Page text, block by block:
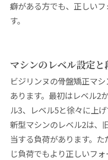
癖がある方でも、正しい
す。
マシンのレベル設定
ビジリンヌの骨盤矯正マ
あります。最初はレベル2
ル3、レベル5と徐々に上げ
新型マシンのレベル2は、
当する負荷があります。
じ負荷でもより正しいフォ